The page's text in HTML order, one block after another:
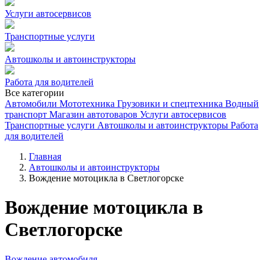
Услуги автосервисов
Транспортные услуги
Автошколы и автоинструкторы
Работа для водителей
Все категории
Автомобили Мототехника Грузовики и спецтехника Водный
транспорт Магазин автотоваров Услуги автосервисов
Транспортные услуги Автошколы и автоинструкторы Работа
для водителей
Главная
Автошколы и автоинструкторы
Вождение мотоцикла в Светлогорске
Вождение мотоцикла в
Светлогорске